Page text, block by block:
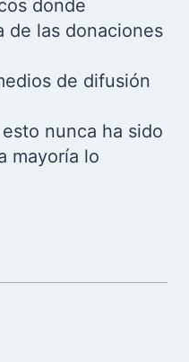
donde
de las donaciones
de difusión
nunca ha sido
mayoría lo